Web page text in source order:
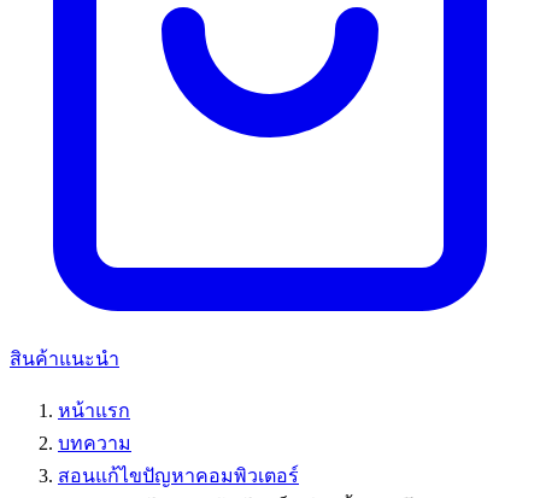
สินค้าแนะนำ
หน้าแรก
บทความ
สอนแก้ไขปัญหาคอมพิวเตอร์